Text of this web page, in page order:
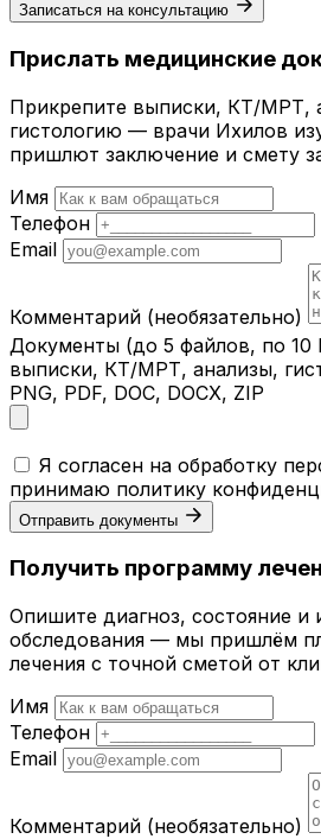
Записаться на консультацию
Прислать медицинские
Прикрепите выписки, КТ/МРТ,
гистологию — врачи Ихилов
пришлют заключение и смету
Имя
Телефон
Email
Комментарий (необязательно)
Документы (до 5 файлов, по
выписки, КТ/МРТ, анализы,
PNG, PDF, DOC, DOCX, ZIP
Я согласен на обработку
принимаю политику
Отправить документы
Получить программу
Опишите диагноз, состояние
обследования — мы пришлём
лечения с точной сметой от
Имя
Телефон
Email
Комментарий (необязательно)